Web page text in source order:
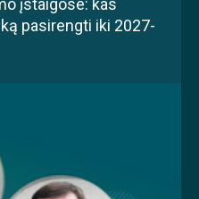
įstaigose: kas
pasirengti iki 2027-